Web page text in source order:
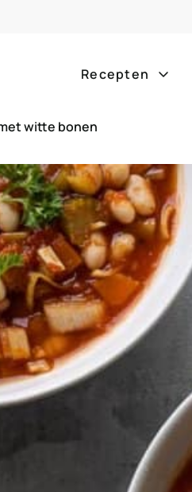
Recepten
ontbijt
lunch
witte bonen